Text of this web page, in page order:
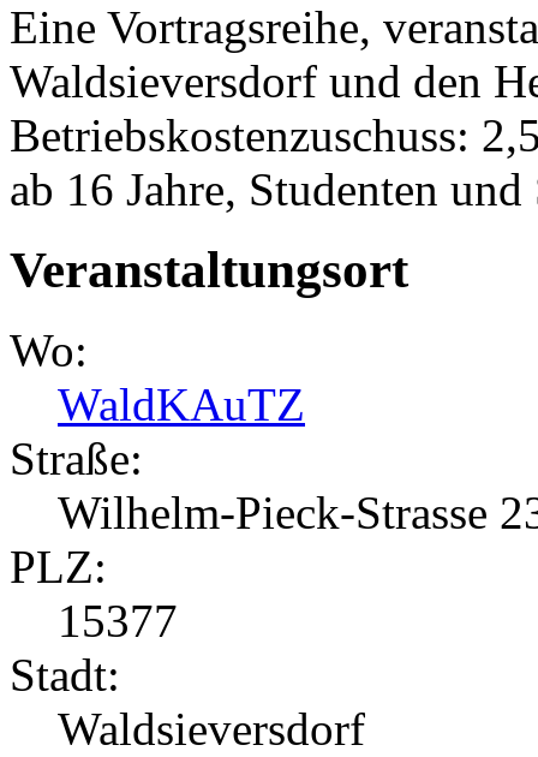
Eine Vortragsreihe,
Waldsieversdorf und den
Betriebskostenzuschuss:
ab 16 Jahre, Studenten
Veranstaltungsort
Wo:
WaldKAuTZ
Straße:
Wilhelm-Pieck-Strasse
PLZ:
15377
Stadt:
Waldsieversdorf